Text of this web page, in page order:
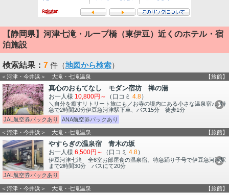
【静岡県】河津七滝・ループ橋（東伊豆）近くのホテル・宿
泊施設
検索結果： 7 件（地図から検索）
＜河津・今井浜＞ 大滝・七滝温泉 【旅館】
真心のおもてなし モダン宿坊 禅の湯
お一人様 10,800円～ （口コミ 4.8）
＼自分を癒すリトリート旅にも／お寺の境内にある小さな温泉宿♪。特
急で2時間20分伊豆急河津駅下車、バス15分 徒歩1分
JAL航空券パックあり
ANA航空券パックあり
＜河津・今井浜＞ 大滝・七滝温泉 【旅館】
やすらぎの温泉宿 青木の坂
お一人様 6,500円～ （口コミ 4.8）
伊豆河津七滝 全6室お部屋食の温泉宿。特急踊り子号で伊豆急河津駅
まで2時間30分 バスにて20分
JAL航空券パックあり
＜河津・今井浜＞ 大滝・七滝温泉 【旅館】